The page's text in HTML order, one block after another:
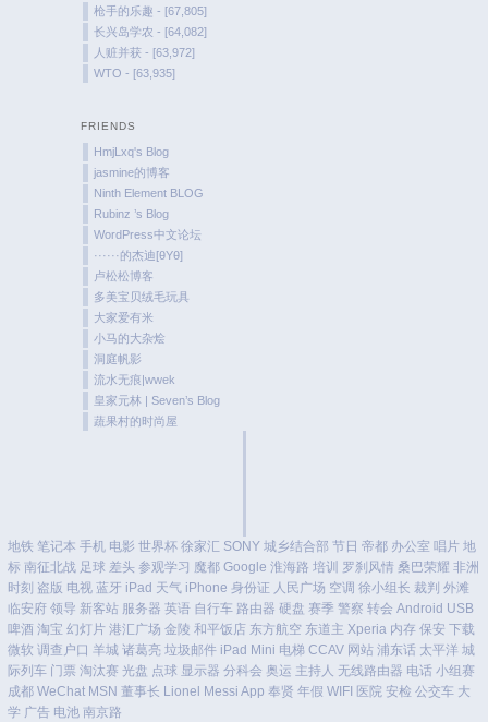
枪手的乐趣 - [67,805]
长兴岛学农 - [64,082]
人赃并获 - [63,972]
WTO - [63,935]
FRIENDS
HmjLxq's Blog
jasmine的博客
Ninth Element BLOG
Rubinz ’s Blog
WordPress中文论坛
······的杰迪[θYθ]
卢松松博客
多美宝贝绒毛玩具
大家爱有米
小马的大杂烩
洞庭帆影
流水无痕|wwek
皇家元林 | Seven’s Blog
蔬果村的时尚屋
地铁 笔记本 手机 电影 世界杯 徐家汇 SONY 城乡结合部 节日 帝都 办公室 唱片 地
标 南征北战 足球 差头 参观学习 魔都 Google 淮海路 培训 罗刹风情 桑巴荣耀 非洲
时刻 盗版 电视 蓝牙 iPad 天气 iPhone 身份证 人民广场 空调 徐小组长 裁判 外滩
临安府 领导 新客站 服务器 英语 自行车 路由器 硬盘 赛季 警察 转会 Android USB
啤酒 淘宝 幻灯片 港汇广场 金陵 和平饭店 东方航空 东道主 Xperia 内存 保安 下载
微软 调查户口 羊城 诸葛亮 垃圾邮件 iPad Mini 电梯 CCAV 网站 浦东话 太平洋 城
际列车 门票 淘汰赛 光盘 点球 显示器 分科会 奥运 主持人 无线路由器 电话 小组赛
成都 WeChat MSN 董事长 Lionel Messi App 奉贤 年假 WIFI 医院 安检 公交车 大
学 广告 电池 南京路